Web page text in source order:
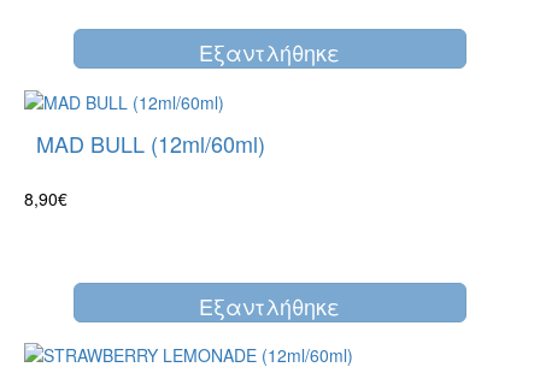
Eξαντλήθηκε
MAD BULL (12ml/60ml)
8,90€
Eξαντλήθηκε